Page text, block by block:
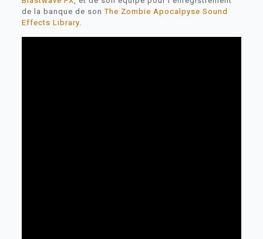
de la banque de sonThe Zombie Apocalpyse Sound
Effects Library.